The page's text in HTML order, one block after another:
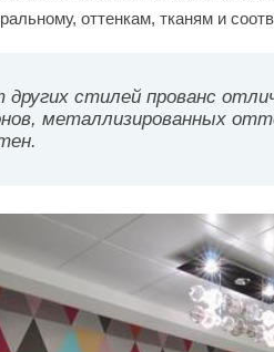
оттенкам, тканям и
других стилей прованс
металлизированных